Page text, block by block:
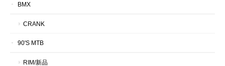
BMX
CRANK
90'S MTB
RIM/新品